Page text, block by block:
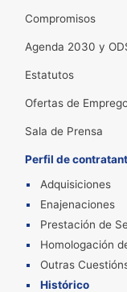
Compromisos
Agenda 2030 y
Estatutos
Ofertas de
Sala de Prensa
Perfil de
Adquisiciones
Enajenaciones
Prestación de
Homologación
Outras
Histórico